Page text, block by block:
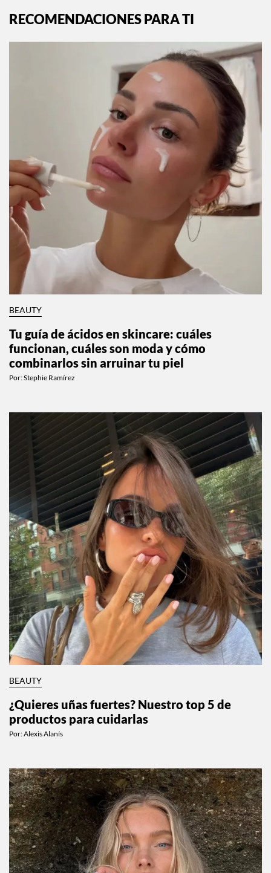
RECOMENDACIONES PARA TI
BEAUTY
Tu guía de ácidos en skincare: cuáles
funcionan, cuáles son moda y cómo
combinarlos sin arruinar tu piel
Por:Stephie Ramírez
BEAUTY
¿Quieres uñas fuertes? Nuestro top 5 de
productos para cuidarlas
Por:Alexis Alanís